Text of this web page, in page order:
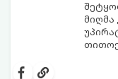
მიღმა